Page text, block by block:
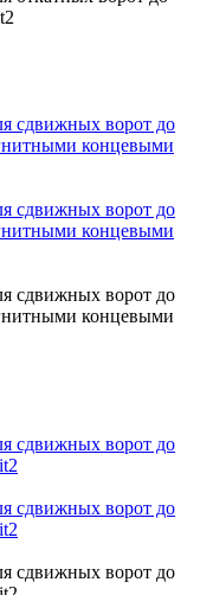
сдвижных ворот до
концевыми
сдвижных ворот до
концевыми
сдвижных ворот до
концевыми
сдвижных ворот до
сдвижных ворот до
сдвижных ворот до